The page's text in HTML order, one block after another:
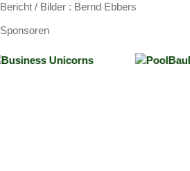
Bericht / Bilder : Bernd Ebbers
Sponsoren